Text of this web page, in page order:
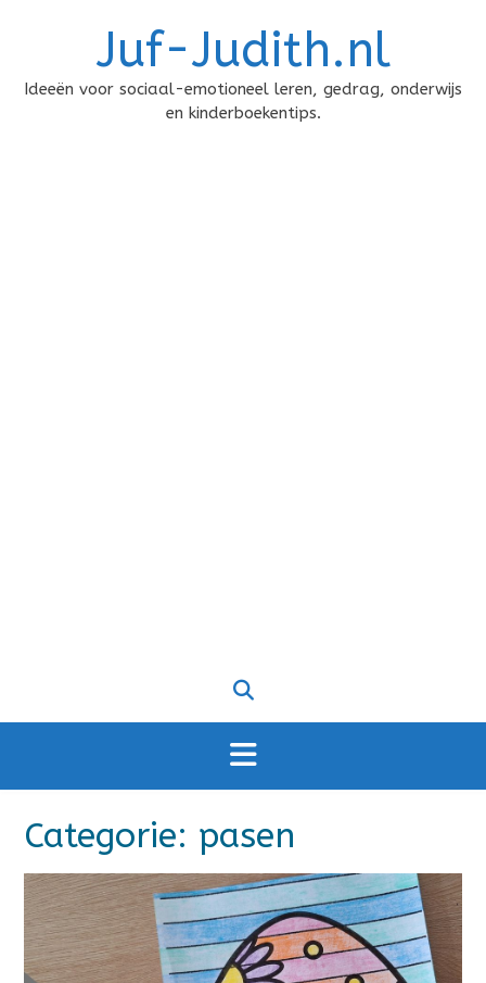
Juf-Judith.nl
Ideeën voor sociaal-emotioneel leren, gedrag, onderwijs
en kinderboekentips.
Categorie: pasen